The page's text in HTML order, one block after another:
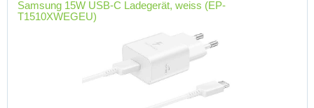
Samsung 15W USB-C Ladegerät, weiss (EP-
T1510XWEGEU)